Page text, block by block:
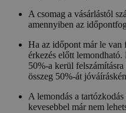
A csomag a vásárlástól
amennyiben az
Ha az időpont már le van
érkezés előtt lemondható.
50%-a kerül
összeg 50%-át
A lemondás a
kevesebbel már nem